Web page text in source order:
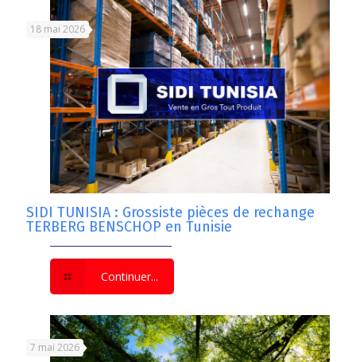
18 mai 2026
SIDI TUNISIA : Grossiste pièces de rechange
TERBERG BENSCHOP en Tunisie
Continuer...
7 mai 2026